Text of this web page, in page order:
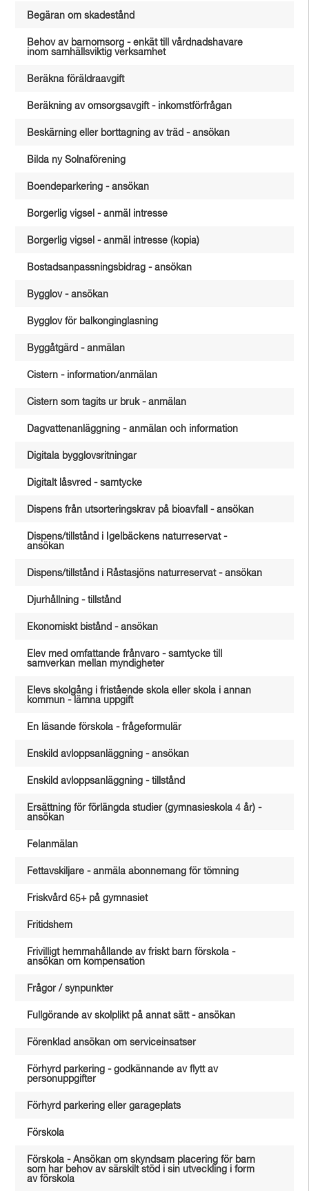
Begäran om skadestånd
Behov av barnomsorg - enkät till vårdnadshavare
inom samhällsviktig verksamhet
Beräkna föräldraavgift
Beräkning av omsorgsavgift - inkomstförfrågan
Beskärning eller borttagning av träd - ansökan
Bilda ny Solnaförening
Boendeparkering - ansökan
Borgerlig vigsel - anmäl intresse
Borgerlig vigsel - anmäl intresse (kopia)
Bostadsanpassningsbidrag - ansökan
Bygglov - ansökan
Bygglov för balkonginglasning
Byggåtgärd - anmälan
Cistern - information/anmälan
Cistern som tagits ur bruk - anmälan
Dagvattenanläggning - anmälan och information
Digitala bygglovsritningar
Digitalt låsvred - samtycke
Dispens från utsorteringskrav på bioavfall - ansökan
Dispens/tillstånd i Igelbäckens naturreservat -
ansökan
Dispens/tillstånd i Råstasjöns naturreservat - ansökan
Djurhållning - tillstånd
Ekonomiskt bistånd - ansökan
Elev med omfattande frånvaro - samtycke till
samverkan mellan myndigheter
Elevs skolgång i fristående skola eller skola i annan
kommun - lämna uppgift
En läsande förskola - frågeformulär
Enskild avloppsanläggning - ansökan
Enskild avloppsanläggning - tillstånd
Ersättning för förlängda studier (gymnasieskola 4 år) -
ansökan
Felanmälan
Fettavskiljare - anmäla abonnemang för tömning
Friskvård 65+ på gymnasiet
Fritidshem
Frivilligt hemmahållande av friskt barn förskola -
ansökan om kompensation
Frågor / synpunkter
Fullgörande av skolplikt på annat sätt - ansökan
Förenklad ansökan om serviceinsatser
Förhyrd parkering - godkännande av flytt av
personuppgifter
Förhyrd parkering eller garageplats
Förskola
Förskola - Ansökan om skyndsam placering för barn
som har behov av särskilt stöd i sin utveckling i form
av förskola